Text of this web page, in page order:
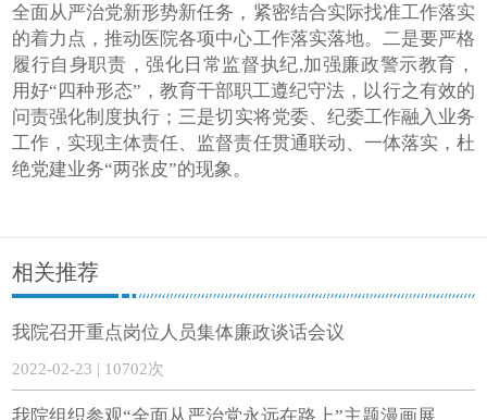
全面从严治党新形势新任务，紧密结合实际找准工作落实
的着力点，推动医院各项中心工作落实落地。二是要严格
履行自身职责，强化日常监督执纪,加强廉政警示教育，
用好“四种形态”，教育干部职工遵纪守法，以行之有效的
问责强化制度执行；三是切实将党委、纪委工作融入业务
工作，实现主体责任、监督责任贯通联动、一体落实，杜
绝党建业务“两张皮”的现象。
相关推荐
我院召开重点岗位人员集体廉政谈话会议
2022-02-23 | 10702次
我院组织参观“全面从严治党永远在路上”主题漫画展